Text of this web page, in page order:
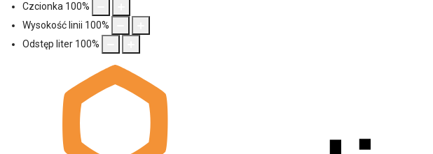
Czcionka 100%
Wysokość linii 100%
Odstęp liter 100%